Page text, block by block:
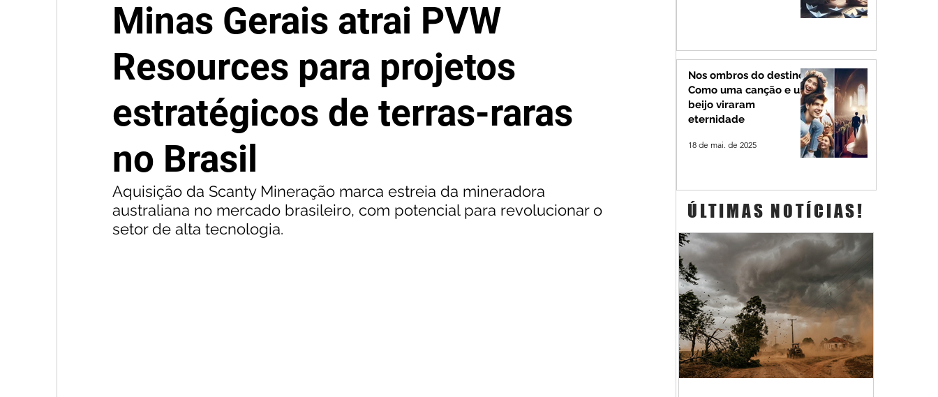
Minas Gerais atrai PVW
Resources para projetos
estratégicos de terras-raras
no Brasil
Aquisição da Scanty Mineração marca estreia da mineradora
australiana no mercado brasileiro, com potencial para revolucionar o
setor de alta tecnologia.
Nos ombros do destino:
Como uma canção e um
beijo viraram
eternidade
18 de mai. de 2025
ÚLTIMAS NOTÍCIAS!